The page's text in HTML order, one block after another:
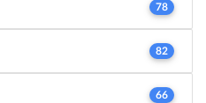
78
82
66